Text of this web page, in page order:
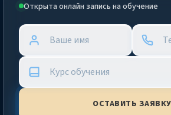
Открыта онлайн запись на обучение